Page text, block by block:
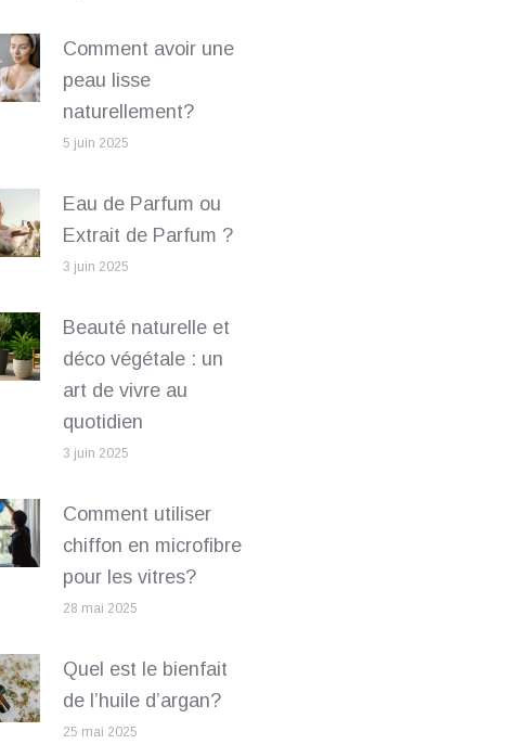
Comment avoir une
peau lisse
naturellement?
5 juin 2025
Eau de Parfum ou
Extrait de Parfum ?
3 juin 2025
Beauté naturelle et
déco végétale : un
art de vivre au
quotidien
3 juin 2025
Comment utiliser
chiffon en microfibre
pour les vitres?
28 mai 2025
Quel est le bienfait
de l’huile d’argan?
25 mai 2025